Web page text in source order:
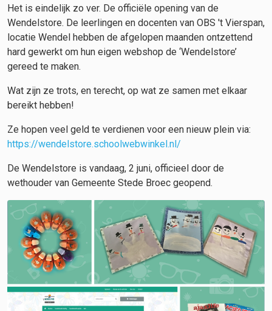
Het is eindelijk zo ver. De officiële opening van de
Wendelstore. De leerlingen en docenten van OBS 't Vierspan,
locatie Wendel hebben de afgelopen maanden ontzettend
hard gewerkt om hun eigen webshop de ‘Wendelstore’
gereed te maken.
Wat zijn ze trots, en terecht, op wat ze samen met elkaar
bereikt hebben!
Ze hopen veel geld te verdienen voor een nieuw plein via:
https://wendelstore.schoolwebwinkel.nl/
De Wendelstore is vandaag, 2 juni, officieel door de
wethouder van Gemeente Stede Broec geopend.